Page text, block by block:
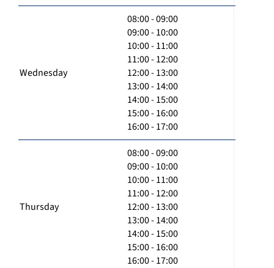
Wednesday
08:00 - 09:00
09:00 - 10:00
10:00 - 11:00
11:00 - 12:00
12:00 - 13:00
13:00 - 14:00
14:00 - 15:00
15:00 - 16:00
16:00 - 17:00
Thursday
08:00 - 09:00
09:00 - 10:00
10:00 - 11:00
11:00 - 12:00
12:00 - 13:00
13:00 - 14:00
14:00 - 15:00
15:00 - 16:00
16:00 - 17:00